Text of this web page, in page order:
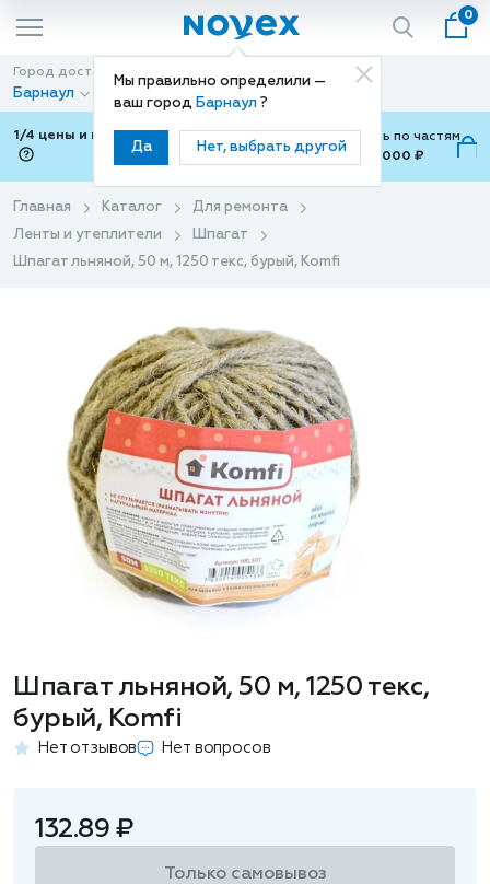
Мы правильно определили —
ваш город Барнаул ?
Да Нет, выбрать другой
0
Город доставки
Барнаул
Способ доставки
Доставка
1/4 цены и покупки ваши с Подели
Можно оплатить по частям
от 700 ₽ до 15,000 ₽
Главная Каталог
Для ремонта
Ленты и утеплители
Шпагат
Шпагат льняной, 50 м, 1250 текс, бурый, Komfi
Шпагат льняной, 50 м, 1250 текс,
бурый, Komfi
Нет отзывов Нет вопросов
132.89 ₽
Только самовывоз